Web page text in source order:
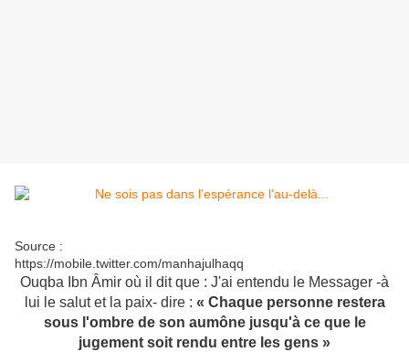
Source :
https://mobile.twitter.com/manhajulhaqq
Ouqba Ibn Âmir où il dit que : J'ai entendu le Messager -à
lui le salut et la paix- dire : « Chaque personne restera
sous l'ombre de son aumône jusqu'à ce que le
jugement soit rendu entre les gens »